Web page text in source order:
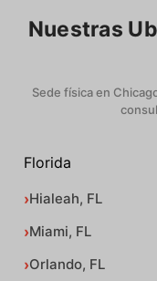
Nuestras
Sede física en
Florida
Hialeah, FL
Miami, FL
Orlando, FL